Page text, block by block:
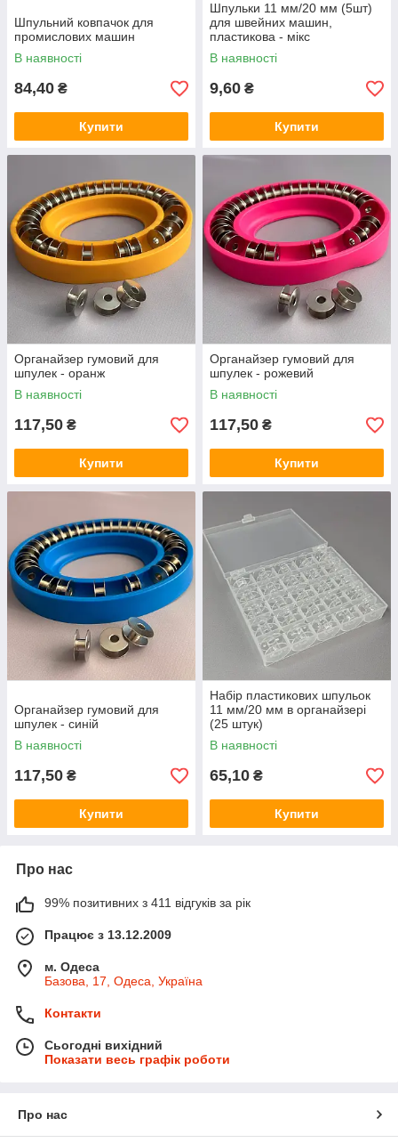
Шпульний ковпачок для
промислових машин
В наявності
84,40 ₴
Купити
Шпульки 11 мм/20 мм (5шт)
для швейних машин,
пластикова - мікс
В наявності
9,60 ₴
Купити
Органайзер гумовий для
шпулек - оранж
В наявності
117,50 ₴
Купити
Органайзер гумовий для
шпулек - рожевий
В наявності
117,50 ₴
Купити
Органайзер гумовий для
шпулек - синій
В наявності
117,50 ₴
Купити
Набір пластикових шпульок
11 мм/20 мм в органайзері
(25 штук)
В наявності
65,10 ₴
Купити
Про нас
99% позитивних з 411 відгуків за рік
Працює з 13.12.2009
м. Одеса
Базова, 17, Одеса, Україна
Контакти
Сьогодні вихідний
Показати весь графік роботи
Про нас